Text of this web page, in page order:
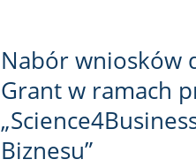
Nabór wniosków
Grant w ramach
Biznesu”